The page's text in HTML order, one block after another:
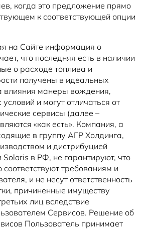
когда это предложение прямо
к соответствующей опции
на Сайте информация о
что последняя есть в наличии
о расходе топлива и
получены в идеальных
влияния манеры вождения,
и могут отличаться от
сервисы (далее –
«как есть». Компания, а
в группу АГР Холдинга,
и дистрибуцией
в РФ, не гарантируют, что
требованиям и
и не несут ответственность
причиненные имуществу
лиц вследствие
Сервисов. Решение об
Пользователь принимает